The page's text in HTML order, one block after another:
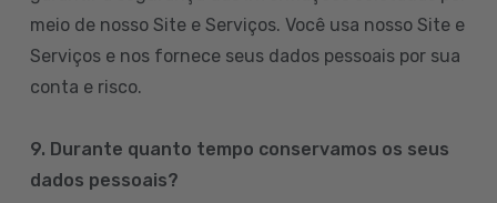
meio de nosso Site e Serviços. Você usa nosso Site e
Serviços e nos fornece seus dados pessoais por sua
conta e risco.
9. Durante quanto tempo conservamos os seus
dados pessoais?